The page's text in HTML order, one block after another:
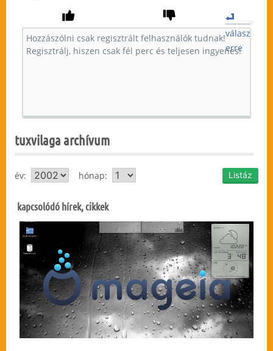
válasz
erre
tuxvilaga archívum
év: hónap:
kapcsolódó hírek, cikkek